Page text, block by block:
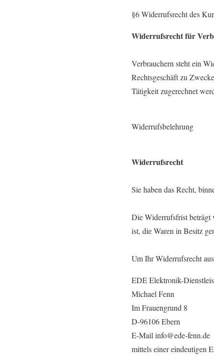
§6 Widerrufsrecht des
Widerrufsrecht für
Verbrauchern steht ein
Rechtsgeschäft zu
Tätigkeit zugerechnet
Widerrufsbelehrung
Widerrufsrecht
Sie haben das Recht,
Die Widerrufsfrist beträgt
ist, die Waren in Besitz
Um Ihr Widerrufsrecht
EDE Elektronik-
Michael Fenn
Im Frauengrund 8
D-96106 Ebern
E-Mail info@ede-fenn.de
mittels einer eindeutigen